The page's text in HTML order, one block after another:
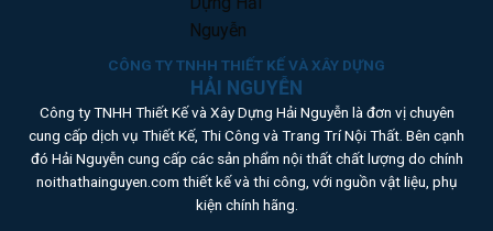
the
product
page
CÔNG TY TNHH THIẾT KẾ VÀ XÂY DỰNG
HẢI NGUYỄN
Công ty TNHH Thiết Kế và Xây Dựng Hải Nguyễn là đơn vị chuyên
cung cấp dịch vụ Thiết Kế, Thi Công và Trang Trí Nội Thất. Bên cạnh
đó Hải Nguyễn cung cấp các sản phẩm nội thất chất lượng do chính
noithathainguyen.com thiết kế và thi công, với nguồn vật liệu, phụ
kiện chính hãng.